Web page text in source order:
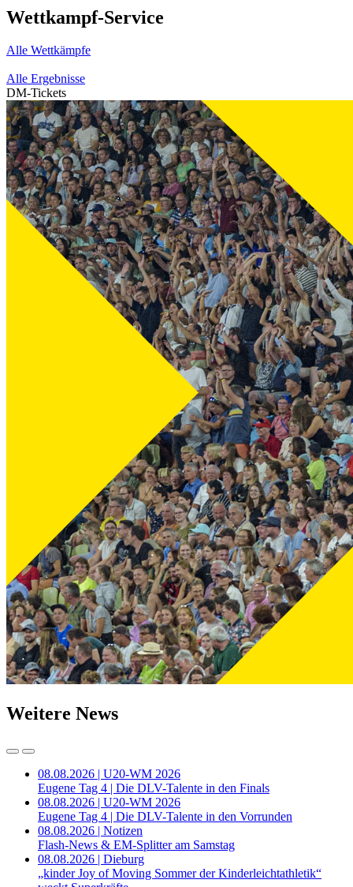
Wettkampf-Service
Alle Wettkämpfe
Alle Ergebnisse
DM-Tickets
Weitere News
08.08.2026 | U20-WM 2026
Eugene Tag 4 | Die DLV-Talente in den Finals
08.08.2026 | U20-WM 2026
Eugene Tag 4 | Die DLV-Talente in den Vorrunden
08.08.2026 | Notizen
Flash-News & EM-Splitter am Samstag
08.08.2026 | Dieburg
„kinder Joy of Moving Sommer der Kinderleichtathletik“